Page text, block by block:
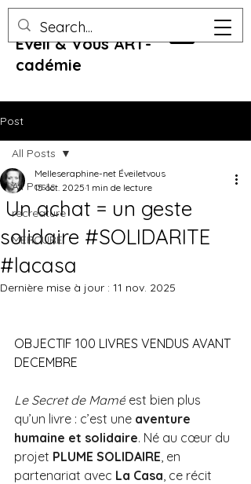
Eveil & Vous ART-
cadémie
Post
All Posts
recreature
MERCURE
All Posts
Un achat = un geste
solidaire #SOLIDARITE
#lacasa
Melleseraphine-net Éveiletvous
15 oct. 2025 1 min de lecture
Dernière mise à jour : 11 nov. 2025
OBJECTIF 100 LIVRES VENDUS AVANT
DECEMBRE
Le Secret de Mamé est bien plus
qu’un livre : c’est une aventure
humaine et solidaire. Né au cœur du
projet PLUME SOLIDAIRE , en
partenariat avec La Casa , ce récit